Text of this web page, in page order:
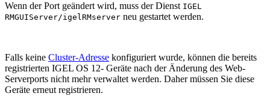
Wenn der Port geändert wird, muss der Dienst IGEL
RMGUIServer/igelRMserver neu gestartet werden.
Falls keine Cluster-Adresse konfiguriert wurde, können die bereits
registrierten IGEL OS 12- Geräte nach der Änderung des Web-
Serverports nicht mehr verwaltet werden. Daher müssen Sie diese
Geräte erneut registrieren.